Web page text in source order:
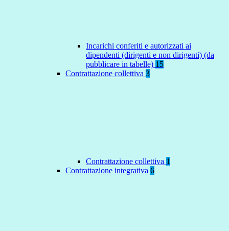
Incarichi conferiti e autorizzati ai
dipendenti (dirigenti e non dirigenti) (da
pubblicare in tabelle) 15
Contrattazione collettiva 3
Contrattazione collettiva 1
Contrattazione integrativa 6